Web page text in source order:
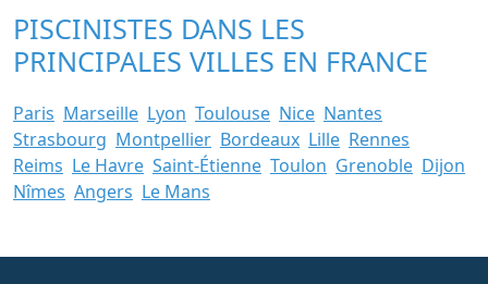
PISCINISTES DANS LES
PRINCIPALES VILLES EN FRANCE
Paris Marseille Lyon Toulouse Nice Nantes
Strasbourg Montpellier Bordeaux Lille Rennes
Reims Le Havre Saint-Étienne Toulon Grenoble Dijon
Nîmes Angers Le Mans